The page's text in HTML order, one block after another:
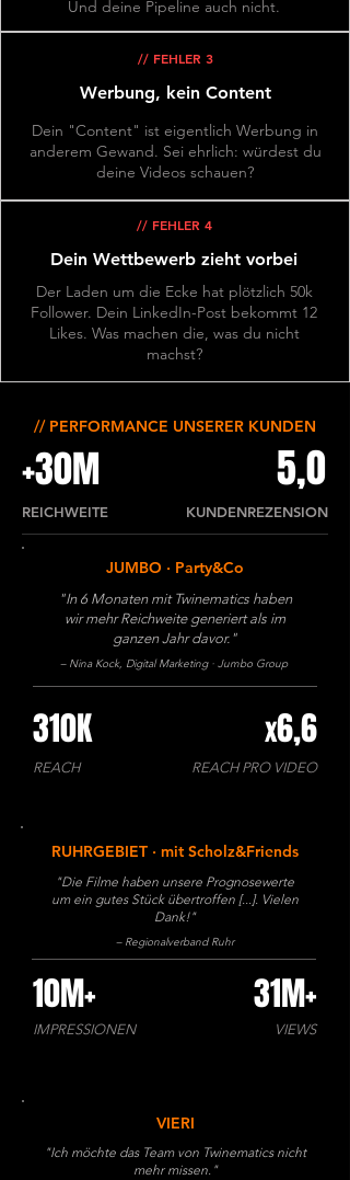
Und deine Pipeline auch nicht.
// FEHLER 3
Werbung, kein Content
Dein "Content" ist eigentlich Werbung in
anderem Gewand. Sei ehrlich: würdest du
deine Videos schauen?
// FEHLER 4
Dein Wettbewerb zieht vorbei
Der Laden um die Ecke hat plötzlich 50k
Follower. Dein LinkedIn-Post bekommt 12
Likes. Was machen die, was du nicht
machst?
// PERFORMANCE UNSERER KUNDEN
+30M 5,0
REICHWEITE KUNDENREZENSION
JUMBO · Party&Co
"In 6 Monaten mit Twinematics haben
wir mehr Reichweite generiert als im
ganzen Jahr davor."
– Nina Kock, Digital Marketing · Jumbo Group
310K
REACH
x6,6
REACH PRO VIDEO
RUHRGEBIET · mit Scholz&Friends
"Die Filme haben unsere Prognosewerte
um ein gutes Stück übertroffen [...]. Vielen
Dank!"
– Regionalverband Ruhr
10M+ 31M+
IMPRESSIONEN VIEWS
VIERI
"Ich möchte das Team von Twinematics nicht
mehr missen."